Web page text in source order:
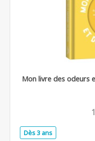
Mon livre des odeurs
Dès 3 ans